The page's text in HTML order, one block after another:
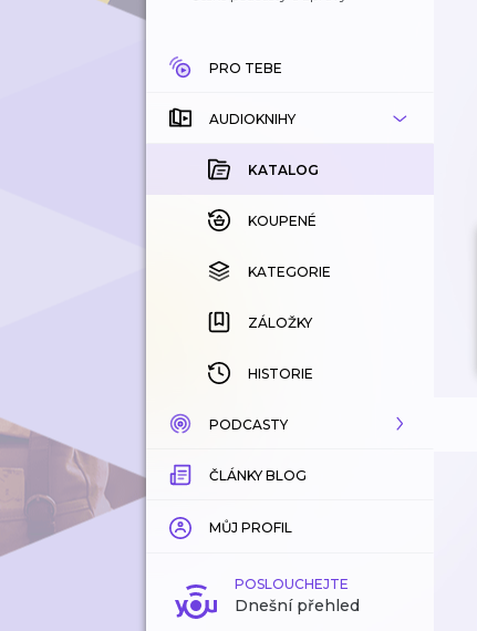
PRO TEBE
AUDIOKNIHY
KATALOG
KOUPENÉ
KATEGORIE
ZÁLOŽKY
HISTORIE
PODCASTY
KATALOG
KATEGORIE
ZÁLOŽKY
ČLÁNKY BLOG
MŮJ PROFIL
POSLOUCHEJTE
Dnešní přehled